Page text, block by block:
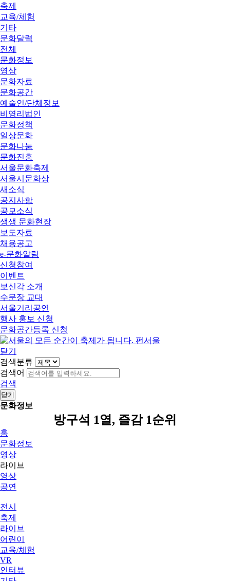
축제
교육/체험
기타
문화달력
전체
문화정보
영상
문화자료
문화공간
예술인/단체정보
비영리법인
문화정책
일상문화
문화나눔
문화진흥
서울문화축제
서울시문화상
새소식
공지사항
공모소식
생생 문화현장
보도자료
채용공고
e-문화알림
신청참여
이벤트
보신각 소개
수문장 교대
서울거리공연
행사 홍보 신청
문화공간등록 신청
닫기
검색분류
검색어
검색
닫기
문화정보
방구석 1열, 즐감 1순위
홈
문화정보
영상
라이브
영상
공연
전시
축제
라이브
어린이
교육/체험
VR
인터뷰